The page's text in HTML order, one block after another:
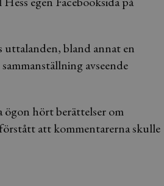
uttalanden, bland annat en
avseende
ögon hört berättelser om
att kommentarerna skulle